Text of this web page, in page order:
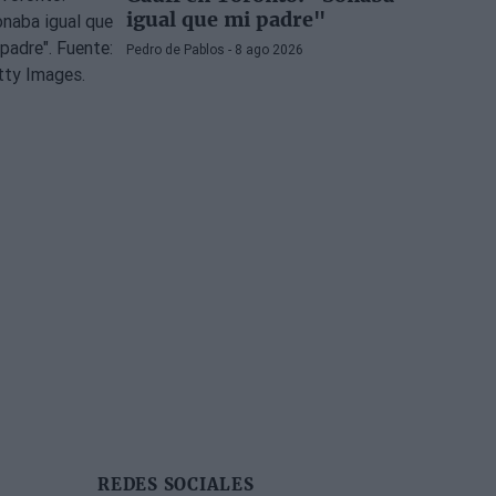
igual que mi padre"
Pedro de Pablos - 8 ago 2026
REDES SOCIALES